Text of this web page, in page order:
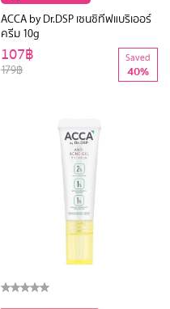
ACCA by Dr.DSP เซนซิทีฟแบริเออร์
ครีม 10g
179฿
107฿ Saved
40%